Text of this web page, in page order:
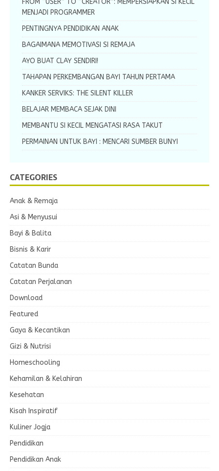
FROM “USER” TO “CREATOR”: MEMPERSIAPKAN SI KECIL
MENJADI PROGRAMMER
PENTINGNYA PENDIDIKAN ANAK
BAGAIMANA MEMOTIVASI SI REMAJA
AYO BUAT CLAY SENDIRI!
TAHAPAN PERKEMBANGAN BAYI TAHUN PERTAMA
KANKER SERVIKS: THE SILENT KILLER
BELAJAR MEMBACA SEJAK DINI
MEMBANTU SI KECIL MENGATASI RASA TAKUT
PERMAINAN UNTUK BAYI : MENCARI SUMBER BUNYI
CATEGORIES
Anak & Remaja
Asi & Menyusui
Bayi & Balita
Bisnis & Karir
Catatan Bunda
Catatan Perjalanan
Download
Featured
Gaya & Kecantikan
Gizi & Nutrisi
Homeschooling
Kehamilan & Kelahiran
Kesehatan
Kisah Inspiratif
Kuliner Jogja
Pendidikan
Pendidikan Anak